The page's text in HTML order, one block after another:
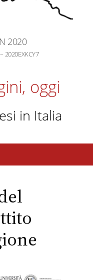
2020
2020EXKCY7
oggi
in Italia